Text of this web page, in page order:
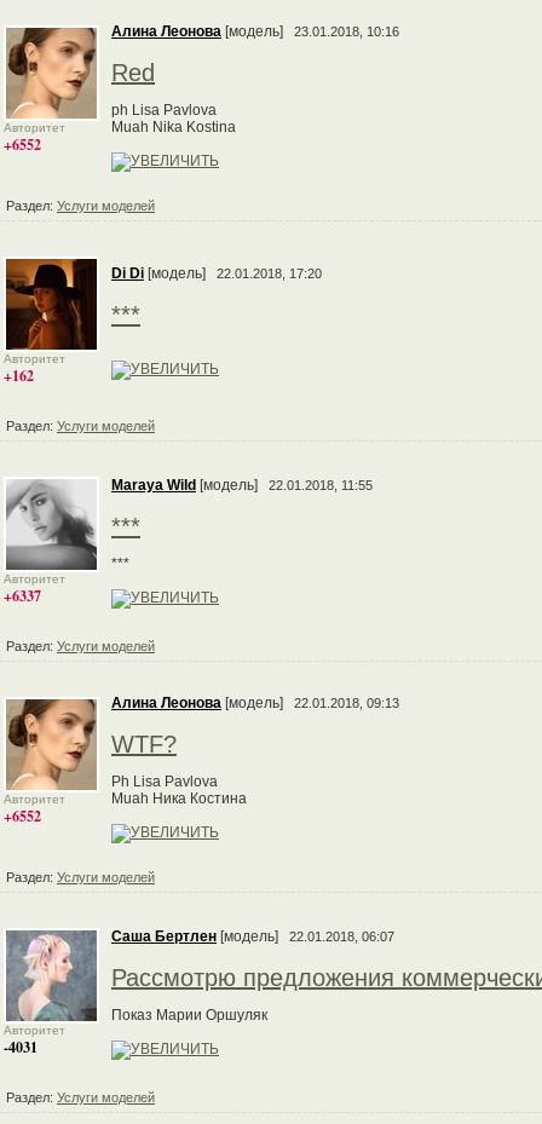
Авторитет
+6552
Алина Леонова [модель] 23.01.2018, 10:16
Red
ph Lisa Pavlova
Muah Nika Kostina
Раздел: Услуги моделей
Авторитет
+162
Di Di [модель] 22.01.2018, 17:20
***
Раздел: Услуги моделей
Авторитет
+6337
Maraya Wild [модель] 22.01.2018, 11:55
***
***
Раздел: Услуги моделей
Авторитет
+6552
Алина Леонова [модель] 22.01.2018, 09:13
WTF?
Ph Lisa Pavlova
Muah Ника Костина
Раздел: Услуги моделей
Авторитет
-4031
Саша Бертлен [модель] 22.01.2018, 06:07
Рассмотрю предложения
Показ Марии Оршуляк
Раздел: Услуги моделей